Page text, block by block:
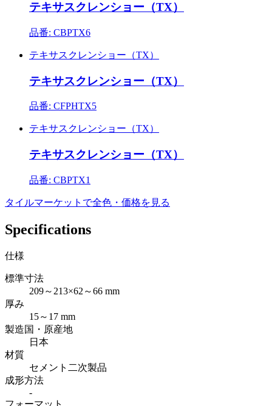
テキサスクレンショー（TX）
品番: CBPTX6
テキサスクレンショー（TX）
テキサスクレンショー（TX）
品番: CFPHTX5
テキサスクレンショー（TX）
テキサスクレンショー（TX）
品番: CBPTX1
タイルマーケットで全色・価格を見る
Specifications
仕様
標準寸法
209～213×62～66 mm
厚み
15～17 mm
製造国・原産地
日本
材質
セメント二次製品
成形方法
-
フォーマット